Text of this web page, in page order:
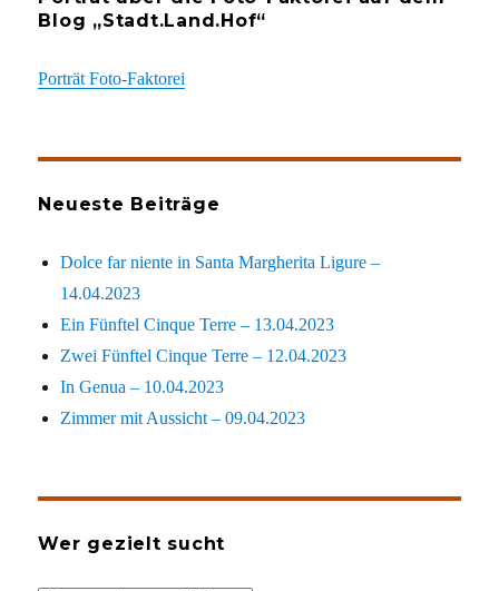
Blog „Stadt.Land.Hof“
Porträt Foto-Faktorei
Neueste Beiträge
Dolce far niente in Santa Margherita Ligure –
14.04.2023
Ein Fünftel Cinque Terre – 13.04.2023
Zwei Fünftel Cinque Terre – 12.04.2023
In Genua – 10.04.2023
Zimmer mit Aussicht – 09.04.2023
Wer gezielt sucht